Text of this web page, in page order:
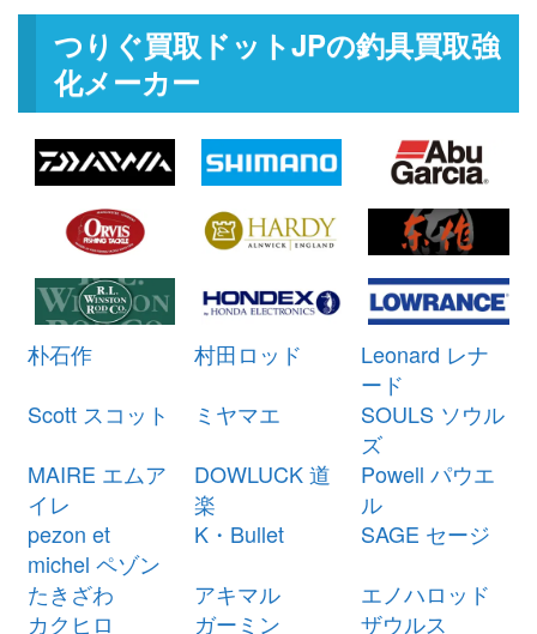
02（2026/03/31迄）
ミヤマエ 電動リール ミヤエポッ
ク コマンド X8 CX-8S 12V 未使用
釣具買取クーポンturi20260307-
03（2026/03/31迄）
21,500円
ミヤマエ 電動リール コマンド X6
12V 未使用
釣具買取クーポン
turi20260307-
（2026/03/31迄）
21,000円
2026/03/07
ミヤマエ 電動リール ハイパワー
コマンド X5 CX-5 12V 未使用
釣具買取クーポンturi20260307-
21,000円
2026/03/07
シマノ ベイトリール 21 アンタレ
釣具買取クーポンg-
turi20260301
（2026/03/31迄）
28,500円
2026/03/07
シマノ ベイトリール 23 アンタレ
スDC MD XG 右 未使用
釣具買取クーポンg-
27,000円
つりぐ買取ドットJPの釣具買取強
化メーカー
朴石作 村田ロッド
Leonard レナ
ード
Scott スコット
ミヤマエ
SOULS ソウル
ズ
MAIRE エムア
イレ
DOWLUCK 道
楽
Powell パウエ
ル
pezon et
michel ペゾン
K・Bullet
SAGE セージ
たきざわ
アキマル
エノハロッド
カクヒロ
ガーミン
ザウルス